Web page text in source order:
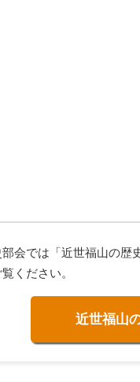
会では「近世福山の歴
ください。
近世福山